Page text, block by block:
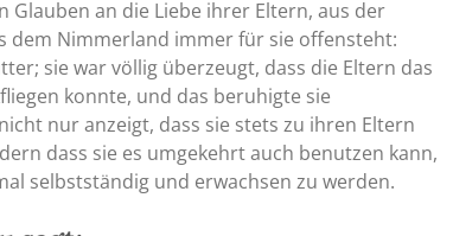
Glauben an die Liebe ihrer Eltern, aus der
dem Nimmerland immer für sie offensteht:
sie war völlig überzeugt, dass die Eltern das
konnte, und das beruhigte sie
nur anzeigt, dass sie stets zu ihren Eltern
dass sie es umgekehrt auch benutzen kann,
selbstständig und erwachsen zu werden.